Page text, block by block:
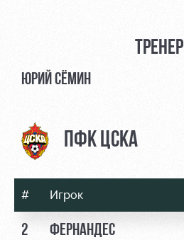
ТРЕНЕР
ЮРИЙ СЁМИН
ПФК ЦСКА
# Игрок
2 ФЕРНАНДЕС